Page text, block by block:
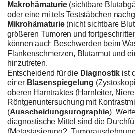
Makrohämaturie (sichtbare
oder eine mittels Teststäbchen
Mikrohämaturie (nicht sichtbare
größeren Tumoren und
können auch Beschwerden beim
Flankenschmerzen, Blutarmut und
hinzutreten.
Entscheidend für die Diagnostik ist
einer Blasenspiegelung
oberen Harntraktes (Harnleiter,
Röntgenuntersuchung mit
(Ausscheidungsurographie).
diagnostische Mittel sind die
(Metastasierung?,